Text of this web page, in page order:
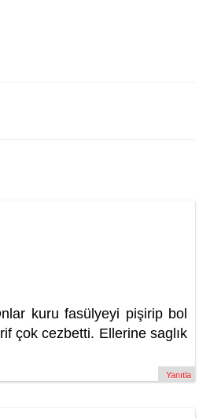
kuru fasülyeyi pişirip bol
çok cezbetti. Ellerine saglık
Yanıtla